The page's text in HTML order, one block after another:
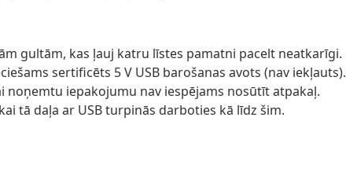
gultām, kas ļauj katru līstes pamatni pacelt neatkarīgi.
sertificēts 5 V USB barošanas avots (nav iekļauts).
iepakojumu nav iespējams nosūtīt atpakaļ.
tā daļa ar USB turpinās darboties kā līdz šim.